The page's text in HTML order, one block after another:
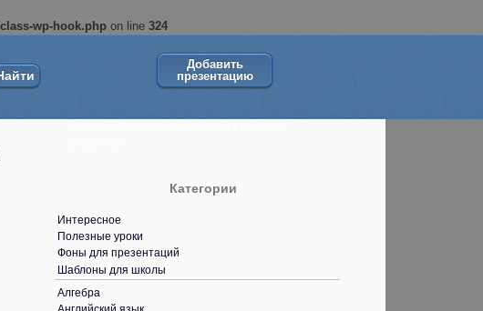
wp-hook.php on line 324
Добавить
презентацию
Категории
Интересное
Полезные уроки
Фоны для презентаций
Шаблоны для школы
Алгебра